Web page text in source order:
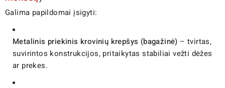
Galima papildomai įsigyti:
Metalinis priekinis krovinių krepšys (bagažinė) – tvirtas,
suvirintos konstrukcijos, pritaikytas stabiliai vežti dėžes
ar prekes.